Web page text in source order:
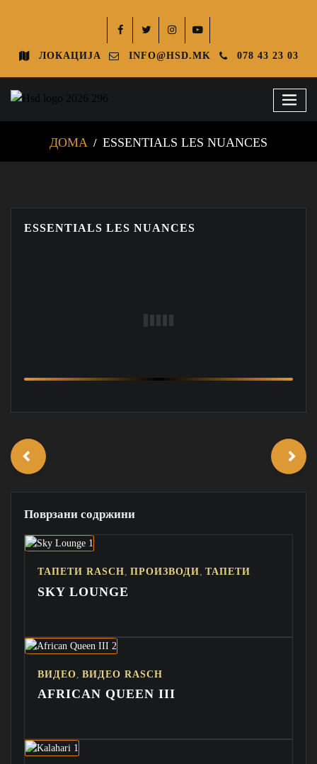
ЛОКАЦИЈА INFO@HSD.MK 078 43 23 03
ДОМА ESSENTIALS LES NUANCES
ESSENTIALS LES NUANCES
Поврзани содржини
ТАПЕТИ RASCH ПРОИЗВОДИ ТАПЕТИ
SKY LOUNGE
ВИДЕО ВИДЕО RASCH
AFRICAN QUEEN III